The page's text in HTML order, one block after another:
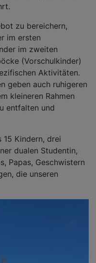
zu bereichern,
im ersten
im zweiten
(Vorschulkinder)
Aktivitäten.
geben auch ruhigeren
kleineren Rahmen
entfalten und
15 Kindern, drei
dualen Studentin,
Papas, Geschwistern
die unseren